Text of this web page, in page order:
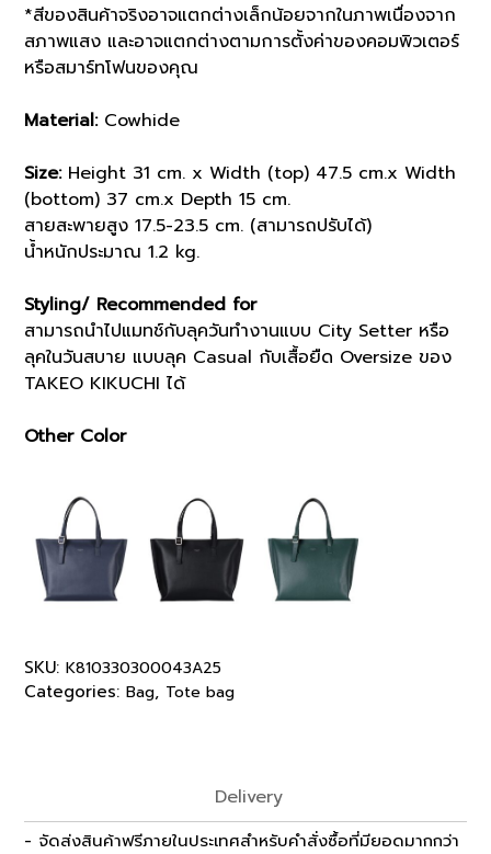
*สีของสินค้าจริงอาจแตกต่างเล็กน้อยจากในภาพเนื่องจาก
สภาพแสง และอาจแตกต่างตามการตั้งค่าของคอมพิวเตอร์
หรือสมาร์ทโฟนของคุณ
Material:Cowhide
Size:Height 31 cm. x Width (top) 47.5 cm.x Width
(bottom) 37 cm.x Depth 15 cm.
สายสะพายสูง 17.5-23.5 cm. (สามารถปรับได้)
น้ำหนักประมาณ 1.2 kg.
Styling/ Recommended for
สามารถนำไปแมทช์กับลุควันทำงานแบบ City Setter หรือ
ลุคในวันสบาย แบบลุค Casual กับเสื้อยืด Oversize ของ
TAKEO KIKUCHI ได้
Other Color
SKU: K810330300043A25
Categories: Bag, Tote bag
Delivery
- จัดส่งสินค้าฟรีภายในประเทศสำหรับคำสั่งซื้อที่มียอดมากกว่า